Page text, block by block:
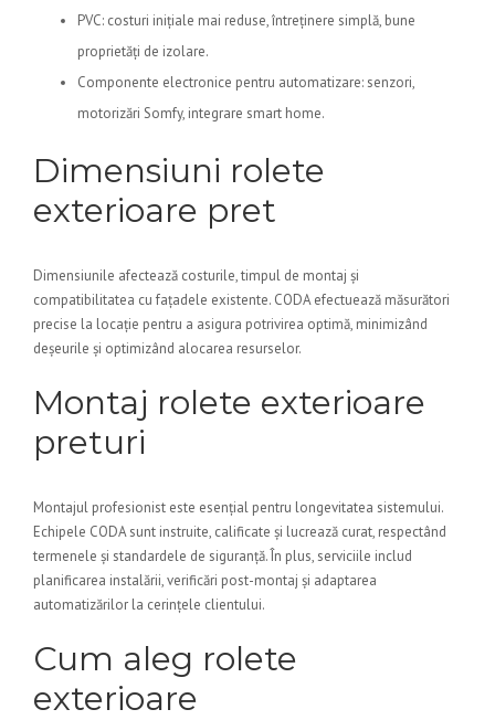
PVC: costuri inițiale mai reduse, întreținere simplă, bune
proprietăți de izolare.
Componente electronice pentru automatizare: senzori,
motorizări Somfy, integrare smart home.
Dimensiuni rolete
exterioare pret
Dimensiunile afectează costurile, timpul de montaj și
compatibilitatea cu fațadele existente. CODA efectuează măsurători
precise la locație pentru a asigura potrivirea optimă, minimizând
deșeurile și optimizând alocarea resurselor.
Montaj rolete exterioare
preturi
Montajul profesionist este esențial pentru longevitatea sistemului.
Echipele CODA sunt instruite, calificate și lucrează curat, respectând
termenele și standardele de siguranță. În plus, serviciile includ
planificarea instalării, verificări post-montaj și adaptarea
automatizărilor la cerințele clientului.
Cum aleg rolete
exterioare